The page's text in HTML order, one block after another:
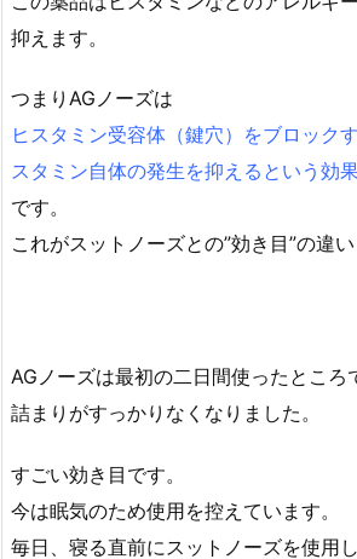
抑えます。
つまりAGノーズは
ヒスタミン受容体（鍵穴）をブロック
スタミン自体の発生を抑えるという効
です。
これがスットノーズとの”効き目”の違い
AGノーズは最初の二日間使ったところ
詰まりがすっかりなくなりました。
すごい効き目です。
今は眠気のため使用を控えています。
毎日、寝る直前にスットノーズを使用し